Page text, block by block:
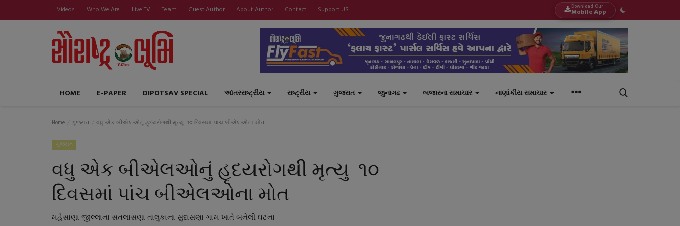
Videos Who We Are Live TV Team Guest Author About Author Contact Support US Download Our
Mobile App
HOME E-PAPER DIPOTSAV SPECIAL આંતરરાષ્ટ્રીય રાષ્ટ્રીય ગુજરાત જુનાગઢ બજારના સમાચાર નાણાંકીય સમાચાર
Home ગુજરાત વધુ એક બીએલઓનું હૃદયરોગથી મૃત્યુ ૧૦ દિવસમાં પાંચ બીએલઓના મોત
ગુજરાત
વધુ એક બીએલઓનું હૃદયરોગથી મૃત્યુ ૧૦
દિવસમાં પાંચ બીએલઓના મોત
મહેસાણા જીલ્લાના સતલાસણા તાલુકાના સુદાસણા ગામ ખાતે બનેલી ઘટના